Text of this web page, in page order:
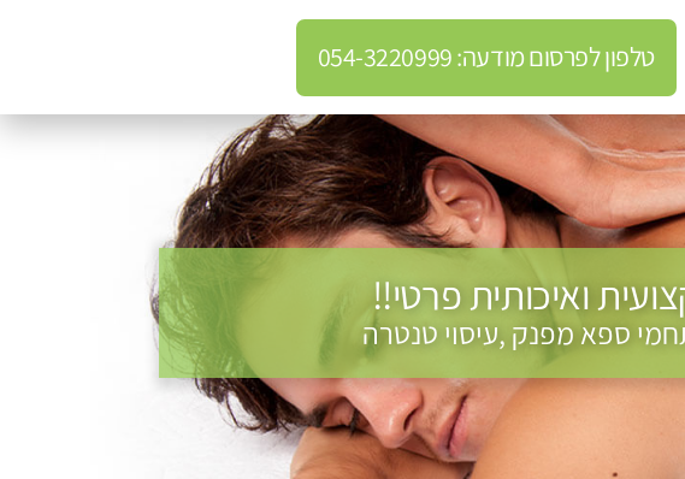
טלפון לפרסום מודעה: 054-3220999
ואיכותית פרטי!!
ספא מפנק ,עיסוי טנטרה